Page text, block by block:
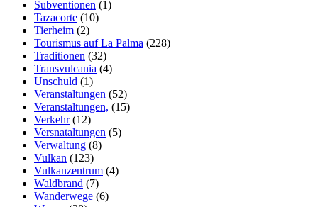
Subventionen (1)
Tazacorte (10)
Tierheim (2)
Tourismus auf La Palma (228)
Traditionen (32)
Transvulcania (4)
Unschuld (1)
Veranstaltungen (52)
Veranstaltungen, (15)
Verkehr(12)
Versnataltungen (5)
Verwaltung (8)
Vulkan (123)
Vulkanzentrum (4)
Waldbrand (7)
Wanderwege (6)